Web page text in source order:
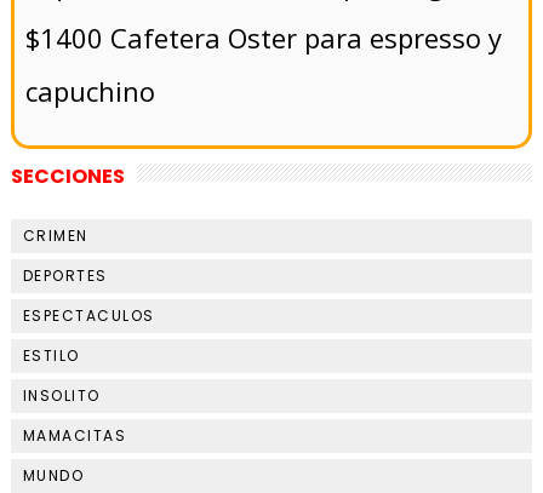
$1400 Cafetera Oster para espresso y
capuchino
SECCIONES
CRIMEN
DEPORTES
ESPECTACULOS
ESTILO
INSOLITO
MAMACITAS
MUNDO